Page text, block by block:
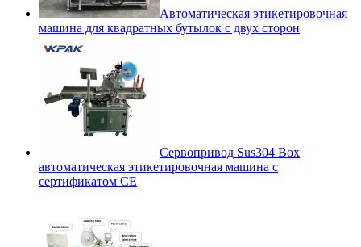
Автоматическая этикетировочная
машина для квадратных бутылок с двух сторон
Сервопривод Sus304 Box
автоматическая этикетировочная машина с
сертификатом CE